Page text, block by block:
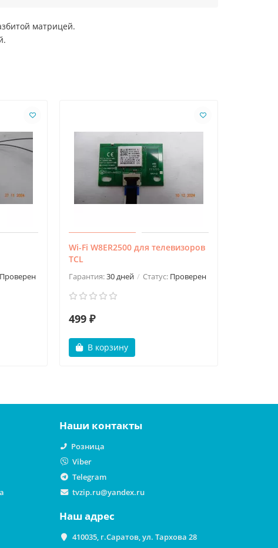
матрицей.
Проверен
Wi-Fi W8ER2500 для телевизоров
TCL
Гарантия:30 дней Статус: Проверен
499 ₽
В корзину
Наши контакты
Розница
Viber
Telegram
tvzip.ru@yandex.ru
Наш адрес
410035, г.Саратов, ул. Тархова 28